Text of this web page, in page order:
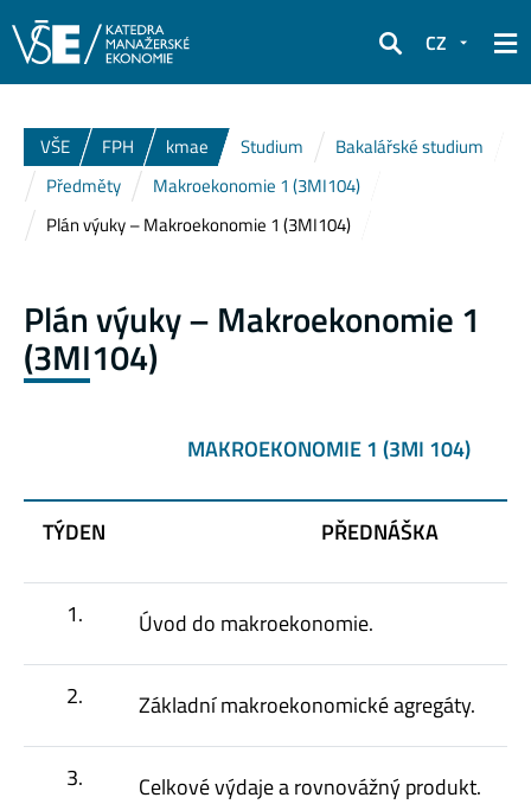
Hledat
CZ
VŠE FPH kmae Studium
Bakalářské studium
Předměty
Makroekonomie 1 (3MI104)
Plán výuky – Makroekonomie 1 (3MI104)
Plán výuky – Makroekonomie 1
(3MI104)
MAKROEKONOMIE 1 (3MI 104)
TÝDEN PŘEDNÁŠKA
1. Úvod do makroekonomie.
2. Základní makroekonomické agregáty.
3. Celkové výdaje a rovnovážný produkt.